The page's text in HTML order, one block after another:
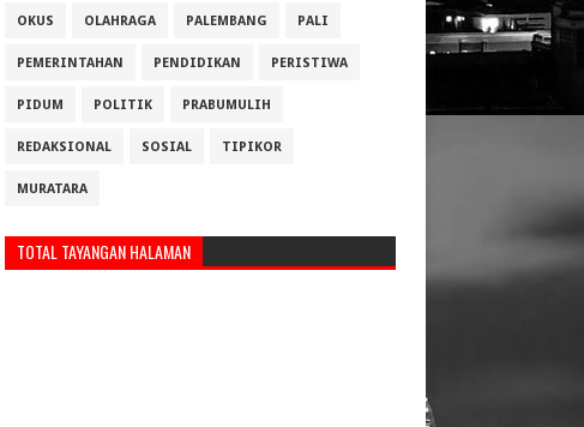
OKUS OLAHRAGA PALEMBANG PALI
PEMERINTAHAN PENDIDIKAN PERISTIWA
PIDUM POLITIK PRABUMULIH
REDAKSIONAL SOSIAL TIPIKOR
MURATARA
TOTAL TAYANGAN HALAMAN